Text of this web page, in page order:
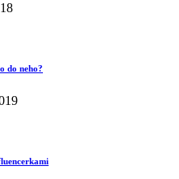
do neho?